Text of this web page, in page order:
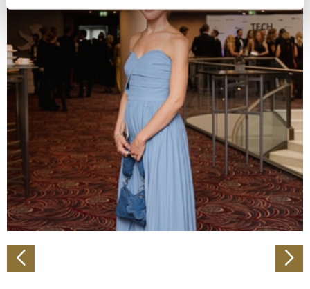
bestimmten Merkmalen (Fingerprinting) identifizieren
Erfahren Sie mehr darüber, wie Ihre persönlichen Daten
verarbeitet werden, und legen Sie Ihre Präferenzen im
Abschnitt Einzelheitenfest.
Wir verwenden Cookies, um Inhalte und Anzeigen zu
personalisieren, Funktionen für soziale Medien anbieten
zu können und die Zugriffe auf unsere Website zu
analysieren. Außerdem geben wir Informationen zu Ihrer
Verwendung unserer Website an unsere Partner für
soziale Medien, Werbung und Analysen weiter. Unsere
Partner führen diese Informationen möglicherweise mit
weiteren Daten zusammen, die Sie ihnen bereitgestellt
gesammelt haben.